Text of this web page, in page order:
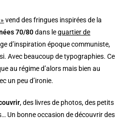
vend des fringues inspirées de la
70/80dans lequartier de
d’inspiration époque communiste,
Avec beaucoup de typographies. Ce
au régime d’alors mais bien au
un peu d’ironie.
, des livres de photos, des petits
Un bonne occasion de découvrir des